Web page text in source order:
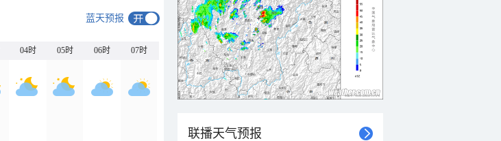
蓝天预报
04时 05时 06时 07时
联播天气预报